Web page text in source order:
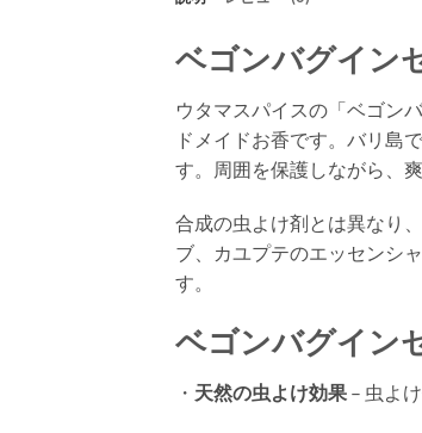
ベゴンバグイン
ウタマスパイスの「ベゴン
ドメイドお香です。バリ島
す。周囲を保護しながら、
合成の虫よけ剤とは異なり
ブ、カユプテのエッセンシ
す。
ベゴンバグイン
・ 天然の虫よけ効果 – 虫よ